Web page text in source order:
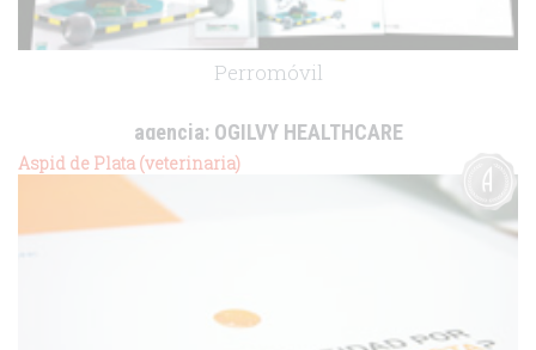
Perromóvil
agencia:OGILVY HEALTHCARE
cliente:
Aspid de Plata (veterinaria)